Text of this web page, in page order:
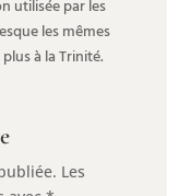
utilisée par les
les mêmes
à la Trinité.
Les